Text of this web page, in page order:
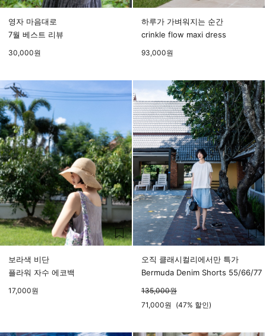
영자 마음대로
7월 베스트 리뷰
30,000원
하루가 가벼워지는 순간
crinkle flow maxi dress
93,000원
보라색 비단
플라워 자수 에코백
17,000원
오직 클래시컬리에서만 특가
Bermuda Denim Shorts 55/66/77
135,000원
71,000원 (47% 할인)